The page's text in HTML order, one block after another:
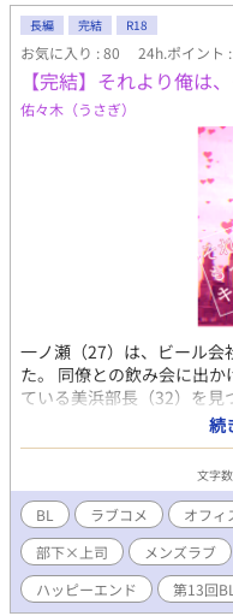
長編 完結 R18
お気に入り : 80 24h.ポイント
【完結】それより俺は
佑々木（うさぎ）
一ノ瀬（27）は、ビール会
た。 同僚との飲み会に出
ている美浜部長（32）を見
鼻持ちならない美浜と距離
ろうとしたのだが。さすが
ち去ることはできなかっ
て終わりにしようとした一
言い出して──。 サラリー
性的描写がありますので
描写 ＊＊＊ 性行為の描写
様、是非ご覧ください。 年
な方にも、楽しんでいただ
続
文字
BL ラブコメ オフィ
部下×上司
メンズラブ
ハッピーエンド
第13回